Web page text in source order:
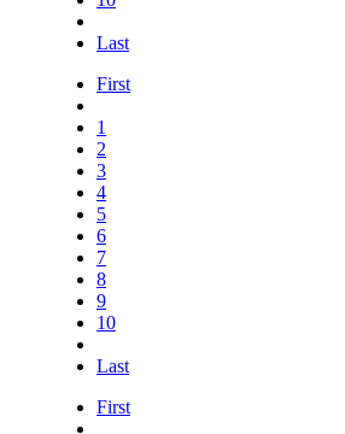
Last
First
1
2
3
4
5
6
7
8
9
10
Last
First